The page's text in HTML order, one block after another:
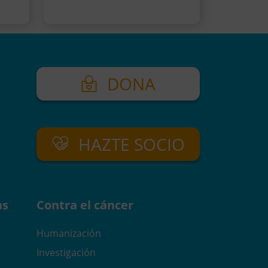
DONA
HAZTE SOCIO
Contra el cáncer
Humanización
Investigación